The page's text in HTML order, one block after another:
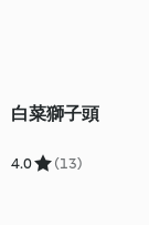
白菜獅子頭
4.0 (13)